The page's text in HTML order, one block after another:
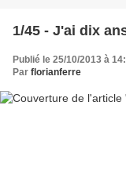
1/45 - J'ai dix
Publié le 25/10/2013 à
Par florianferre